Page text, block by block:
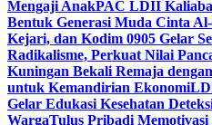
Mengaji AnakPAC LDII
Bentuk Generasi Muda Cinta
Kejari, dan Kodim 0905 Gelar
Radikalisme, Perkuat Nilai
Kuningan Bekali Remaja
untuk Kemandirian Ekonomi
Gelar Edukasi Kesehatan
WargaTulus Pribadi